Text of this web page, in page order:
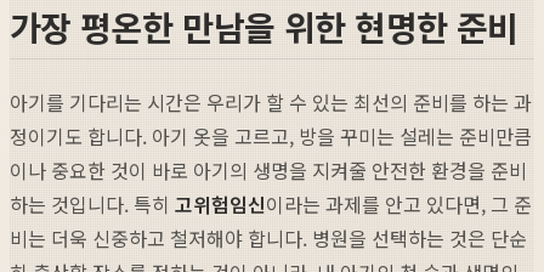
가장 평온한 만남을 위한 현명한 준비
아기를 기다리는 시간은 우리가 할 수 있는 최선의 준비를 하는 과
정이기도 합니다. 아기 옷을 고르고, 방을 꾸미는 설레는 준비만큼
이나 중요한 것이 바로 아기의 생명을 지켜줄 안전한 환경을 준비
하는 것입니다. 특히 고위험임신이라는 과제를 안고 있다면, 그 준
비는 더욱 신중하고 철저해야 합니다. 병원을 선택하는 것은 단순